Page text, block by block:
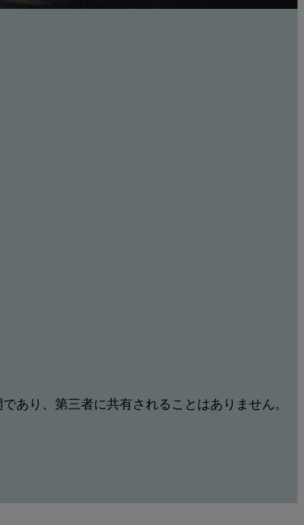
あり、第三者に共有されることはありません。